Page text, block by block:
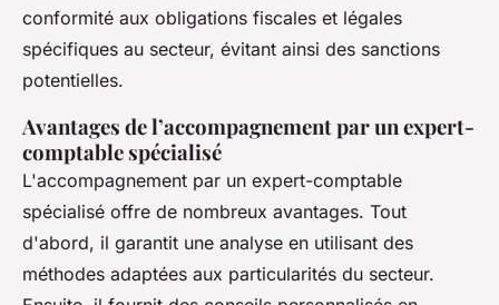
conformité aux obligations fiscales et légales
spécifiques au secteur, évitant ainsi des sanctions
potentielles.
Avantages de l’accompagnement par un expert-
comptable spécialisé
L'accompagnement par un expert-comptable
spécialisé offre de nombreux avantages. Tout
d'abord, il garantit une analyse en utilisant des
méthodes adaptées aux particularités du secteur.